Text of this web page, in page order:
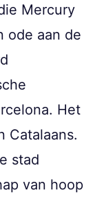
Mercury
ode aan de
Het
Catalaans.
stad
van hoop